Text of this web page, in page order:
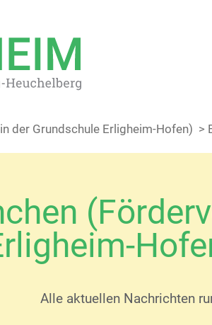
der Grundschule Erligheim-Hofen) >
Alle aktuellen Nachrichten